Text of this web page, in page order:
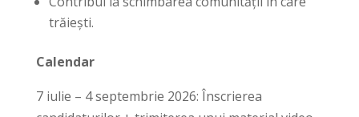
trăiești.
Calendar
7 iulie – 4 septembrie 2026: Înscrierea